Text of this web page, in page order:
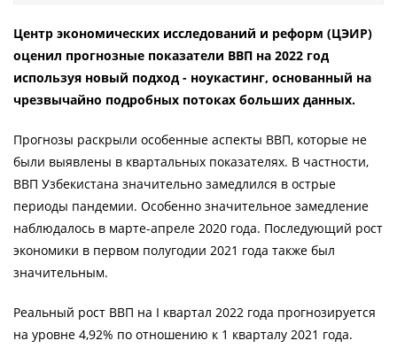
Центр экономических исследований и реформ (ЦЭИР)
оценил прогнозные показатели ВВП на 2022 год
используя новый подход - ноукастинг, основанный на
чрезвычайно подробных потоках больших данных.
Прогнозы раскрыли особенные аспекты ВВП, которые не
были выявлены в квартальных показателях. В частности,
ВВП Узбекистана значительно замедлился в острые
периоды пандемии. Особенно значительное замедление
наблюдалось в марте-апреле 2020 года. Последующий рост
экономики в первом полугодии 2021 года также был
значительным.
Реальный рост ВВП на I квартал 2022 года прогнозируется
на уровне 4,92% по отношению к 1 кварталу 2021 года.